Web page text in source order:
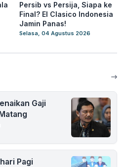
Persib vs Persija, Siapa ke
Final? El Clasico Indonesia
Jamin Panas!
Selasa, 04 Agustus 2026
Gaji
Pagi